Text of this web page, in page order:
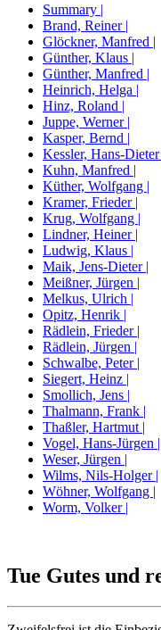
Summary |
Brand, Reiner |
Glöckner, Manfred |
Günther, Klaus |
Günther, Manfred |
Heinrich, Helga |
Hinz, Roland |
Juppe, Werner |
Kasper, Bernd |
Kessler, Hans-Dieter
Kuhn, Manfred |
Küther, Wolfgang |
Kramer, Frieder |
Krug, Wolfgang |
Lindner, Heiner |
Ludwig, Klaus |
Maik, Jens-Dieter |
Meißner, Jürgen |
Melkus, Ulrich |
Opitz, Henrik |
Rädlein, Frieder |
Rädlein, Jürgen |
Schwalbe, Peter |
Siegert, Heinz |
Smollich, Jens |
Thalmann, Frank |
Thaßler, Hartmut |
Vogel, Hans-Jürgen |
Weser, Jürgen |
Wilms, Nils-Holger |
Wöhner, Wolfgang |
Worm, Volker |
Tue Gutes und